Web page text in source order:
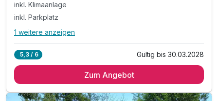
inkl. Klimaanlage
inkl. Parkplatz
Alle Inklusivleistungen
2 x reichhaltiges Frühstück vom Buffet
1 weitere anzeigen
5,3 / 6 Gültig bis 30.03.2028
Zum Angebot